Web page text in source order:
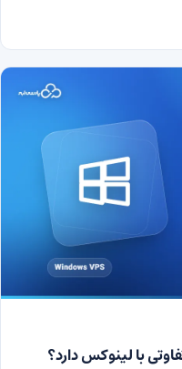
با لینوکس دارد؟